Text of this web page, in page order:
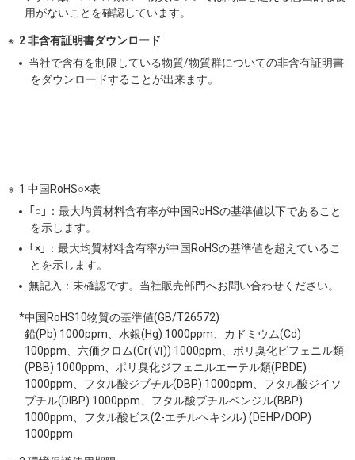
用がないことを確認しています。
2 非含有証明書ダウンロード
当社で含有を制限している物質/物質群についての非含有証明書
をダウンロードすることが出来ます。
1 中国RoHS○×表
「○」：最大均質材料含有率が中国RoHSの基準値以下であること
を示します。
「×」：最大均質材料含有率が中国RoHSの基準値を超えているこ
とを示します。
無記入：未確認です。当社販売部門へお問い合わせください。
*中国RoHS10物質の基準値(GB/T26572)
鉛(Pb) 1000ppm、水銀(Hg) 1000ppm、カドミウム(Cd)
100ppm、六価クロム(Cr(Ⅵ)) 1000ppm、ポリ臭化ビフェニル類
(PBB) 1000ppm、ポリ臭化ジフェニルエーテル類(PBDE)
1000ppm、フタル酸ジブチル(DBP) 1000ppm、フタル酸ジイソ
ブチル(DIBP) 1000ppm、フタル酸ブチルベンジル(BBP)
1000ppm、フタル酸ビス(2-エチルヘキシル) (DEHP/DOP)
1000ppm